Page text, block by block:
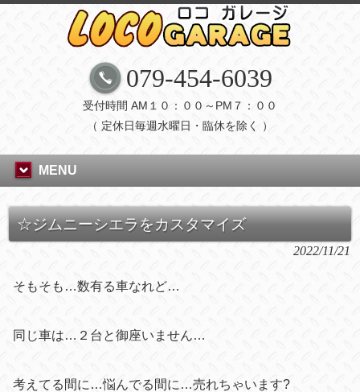
079-454-6039
受付時間 AM１０：００～PM７：００
（ 定休日毎週水曜日・臨休を除く ）
MENU
☆ジムニーシエラをカスタマイズ
2022/11/21
そもそも…数有る車なれど…
同じ車は…２台と御座いません…
考えてる間に…悩んでる間に…売れちゃいます?